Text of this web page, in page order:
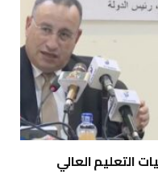
التعليم العالي